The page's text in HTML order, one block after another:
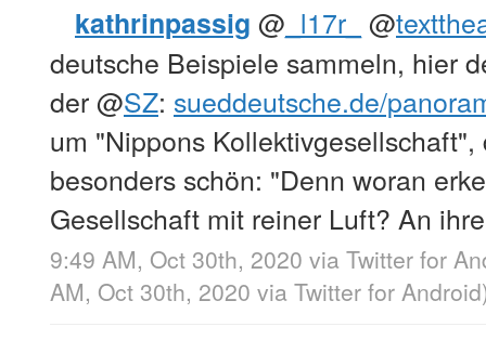
kathrinpassig @ _l17r_ @
deutsche Beispiele sammeln, hier
der@SZ: sueddeutsche.de/
um "Nippons Kollektivgesellschaft",
besonders schön: "Denn woran
Gesellschaft mit reiner Luft? An
9:49 AM, Oct 30th, 2020 via Twitter for
AM, Oct 30th, 2020 via Twitter for Android